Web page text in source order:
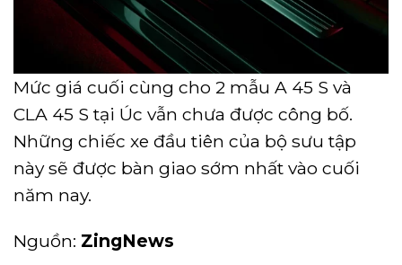
Mức giá cuối cùng cho 2 mẫu A 45 S và
CLA 45 S tại Úc vẫn chưa được công bố.
Những chiếc xe đầu tiên của bộ sưu tập
này sẽ được bàn giao sớm nhất vào cuối
năm nay.
Nguồn: ZingNews